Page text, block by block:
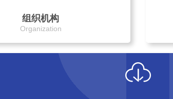
组织机构
Organization